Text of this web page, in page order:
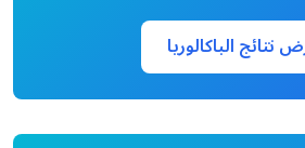
نتائج الباكالوريا